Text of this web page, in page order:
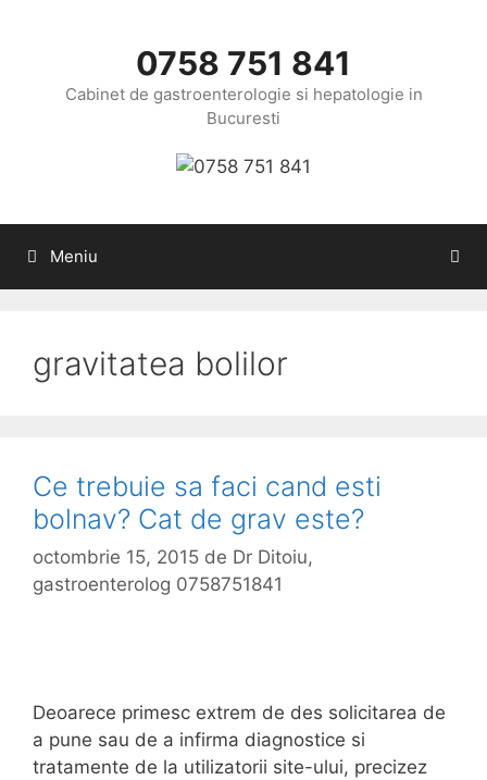
0758 751 841
Cabinet de gastroenterologie si hepatologie in
Bucuresti
Meniu
gravitatea bolilor
Ce trebuie sa faci cand esti
bolnav? Cat de grav este?
octombrie 15, 2015 de Dr Ditoiu,
gastroenterolog 0758751841
Deoarece primesc extrem de des solicitarea de
a pune sau de a infirma diagnostice si
tratamente de la utilizatorii site-ului, precizez